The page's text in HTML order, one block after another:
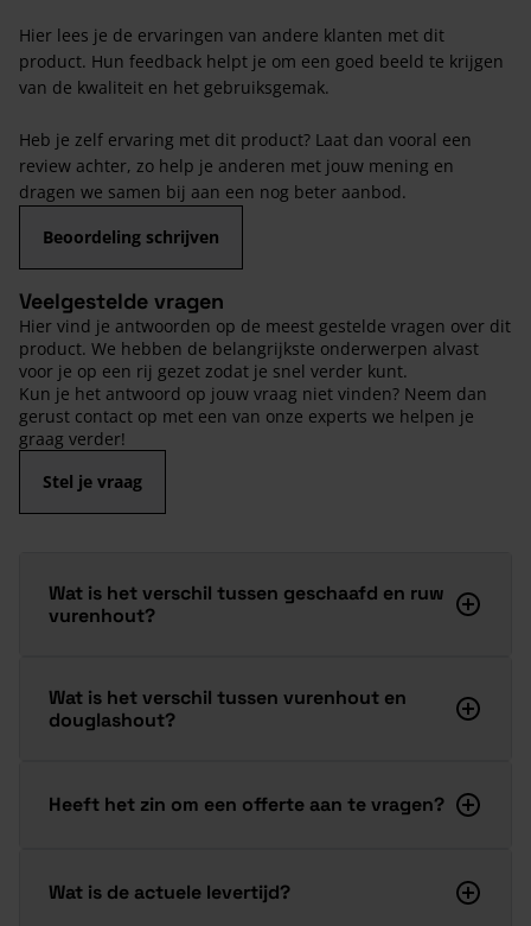
Hier lees je de ervaringen van andere klanten met dit
product. Hun feedback helpt je om een goed beeld te krijgen
van de kwaliteit en het gebruiksgemak.
Heb je zelf ervaring met dit product? Laat dan vooral een
review achter, zo help je anderen met jouw mening en
dragen we samen bij aan een nog beter aanbod.
Beoordeling schrijven
Veelgestelde vragen
Hier vind je antwoorden op de meest gestelde vragen over dit
product. We hebben de belangrijkste onderwerpen alvast
voor je op een rij gezet zodat je snel verder kunt.
Kun je het antwoord op jouw vraag niet vinden? Neem dan
gerust contact op met een van onze experts we helpen je
graag verder!
Stel je vraag
Wat is het verschil tussen geschaafd en ruw
vurenhout?
Wat is het verschil tussen vurenhout en
douglashout?
Heeft het zin om een offerte aan te vragen?
Wat is de actuele levertijd?